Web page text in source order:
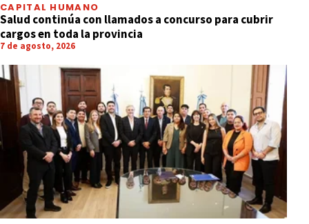
CAPITAL HUMANO
Salud continúa con llamados a concurso para cubrir
cargos en toda la provincia
7 de agosto, 2026